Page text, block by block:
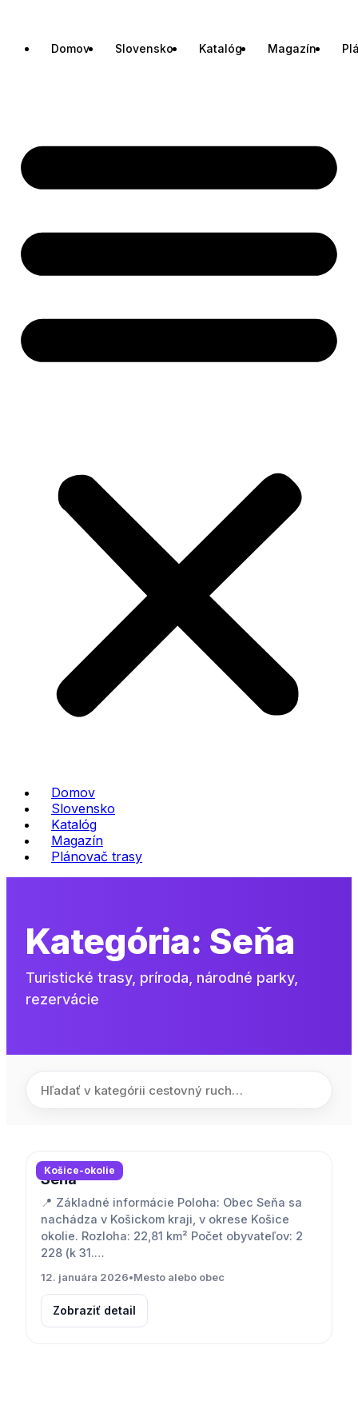
Domov Slovensko Katalóg Magazín
Domov
Slovensko
Katalóg
Magazín
Plánovač trasy
Kategória: Seňa
Turistické trasy, príroda, národné parky,
rezervácie
Košice-okolie
Seňa
📍 Základné informácie Poloha: Obec Seňa sa
nachádza v Košickom kraji, v okrese Košice
okolie. Rozloha: 22,81 km² Počet obyvateľov: 2
228 (k 31.…
12. januára 2026•Mesto alebo obec
Zobraziť detail